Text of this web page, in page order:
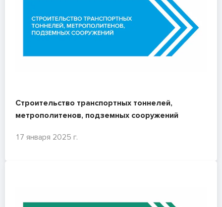
Строительство транспортных тоннелей,
метрополитенов, подземных сооружений
17 января 2025 г.